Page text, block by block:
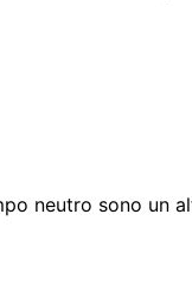
neutro sono un